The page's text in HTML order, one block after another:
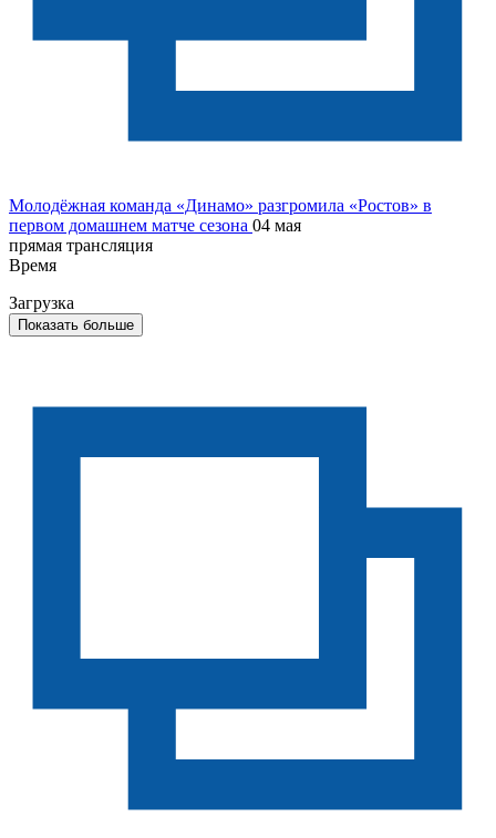
Молодёжная команда «Динамо» разгромила «Ростов» в
первом домашнем матче сезона 04 мая
прямая трансляция
Время
Загрузка
Показать больше